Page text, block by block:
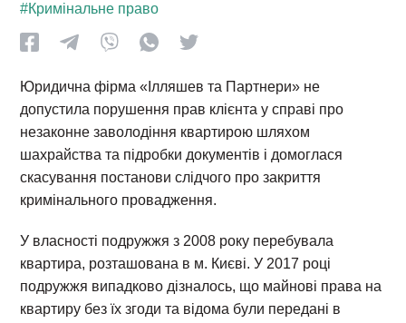
#Кримінальне право
Юридична фірма «Ілляшев та Партнери» не
допустила порушення прав клієнта у справі про
незаконне заволодіння квартирою шляхом
шахрайства та підробки документів і домоглася
скасування постанови слідчого про закриття
кримінального провадження.
У власності подружжя з 2008 року перебувала
квартира, розташована в м. Києві. У 2017 році
подружжя випадково дізналось, що майнові права на
квартиру без їх згоди та відома були передані в